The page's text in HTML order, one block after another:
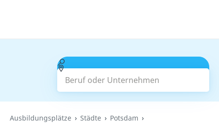
Beruf oder Unternehmen
Suchen
Ausbildungsplätze Städte
Potsdam